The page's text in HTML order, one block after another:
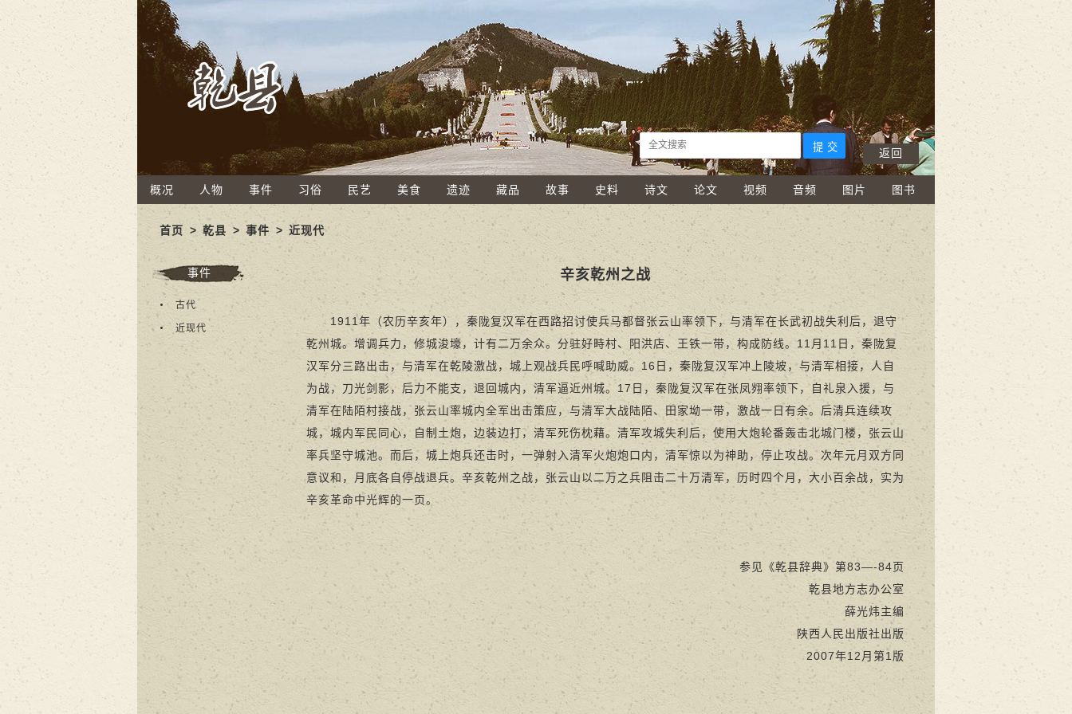
概况 人物 事件 习俗 民艺 美食 遗迹 藏品 故事 史料 诗文 论文 视频 音频 图片 图书
返回
首页 >乾县 > 事件 > 近现代
事件
古代
近现代
辛亥乾州之战
1911年（农历辛亥年），秦陇复汉军在西路招讨使兵马都督张云山率领下，与清军在长武初战失利后，退守
乾州城。增调兵力，修城浚壕，计有二万余众。分驻好畤村、阳洪店、王铁一带，构成防线。11月11日，秦陇复
汉军分三路出击，与清军在乾陵激战，城上观战兵民呼喊助威。16日，秦陇复汉军冲上陵坡，与清军相接，人自
为战，刀光剑影，后力不能支，退回城内，清军逼近州城。17日，秦陇复汉军在张凤翙率领下，自礼泉入援，与
清军在陆陌村接战，张云山率城内全军出击策应，与清军大战陆陌、田家坳一带，激战一日有余。后清兵连续攻
城，城内军民同心，自制土炮，边装边打，清军死伤枕藉。清军攻城失利后，使用大炮轮番轰击北城门楼，张云山
率兵坚守城池。而后，城上炮兵还击时，一弹射入清军火炮炮口内，清军惊以为神助，停止攻战。次年元月双方同
意议和，月底各自停战退兵。辛亥乾州之战，张云山以二万之兵阻击二十万清军，历时四个月，大小百余战，实为
辛亥革命中光辉的一页。
参见《乾县辞典》第83—-84页
乾县地方志办公室
薛光炜主编
陕西人民出版社出版
2007年12月第1版